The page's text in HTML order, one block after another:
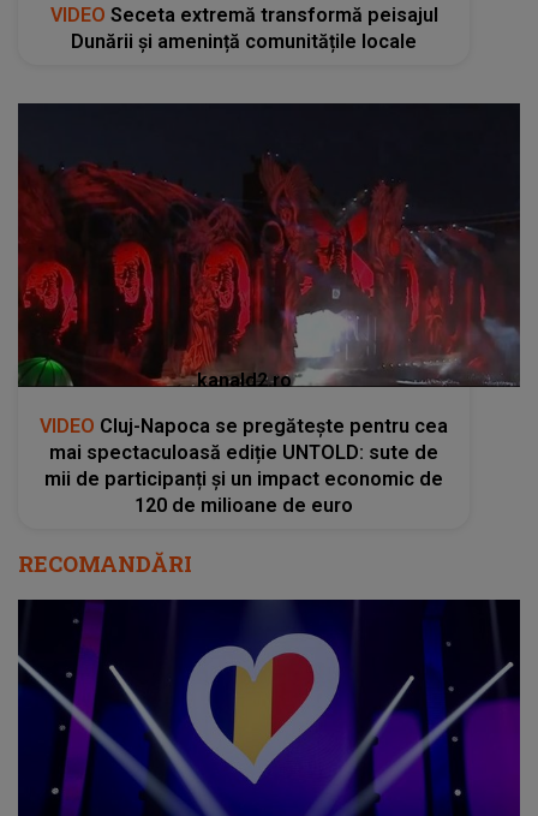
kanald2.ro
VIDEOCluj-Napoca se pregătește pentru cea
mai spectaculoasă ediție UNTOLD: sute de
mii de participanți și un impact economic de
120 de milioane de euro
RECOMANDĂRI
România va participa la Eurovision Song
Contest 2027. CE S-A ÎNTÂMPLAT în
momentul în care s-a luat decizia și CUM S-A
VOTAT revenirea în concurs: "Reprezintă un
proiect strategic de..."